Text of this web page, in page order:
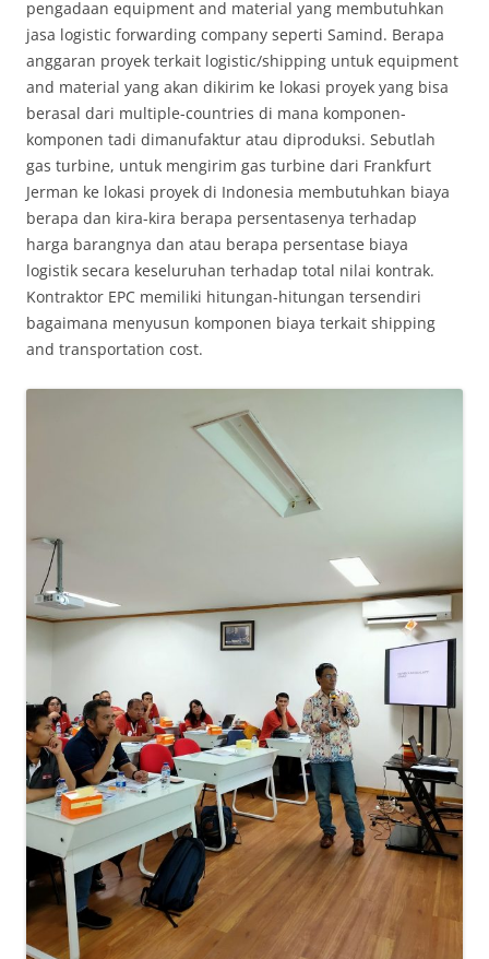
pengadaan equipment and material yang membutuhkan
jasa logistic forwarding company seperti Samind. Berapa
anggaran proyek terkait logistic/shipping untuk equipment
and material yang akan dikirim ke lokasi proyek yang bisa
berasal dari multiple-countries di mana komponen-
komponen tadi dimanufaktur atau diproduksi. Sebutlah
gas turbine, untuk mengirim gas turbine dari Frankfurt
Jerman ke lokasi proyek di Indonesia membutuhkan biaya
berapa dan kira-kira berapa persentasenya terhadap
harga barangnya dan atau berapa persentase biaya
logistik secara keseluruhan terhadap total nilai kontrak.
Kontraktor EPC memiliki hitungan-hitungan tersendiri
bagaimana menyusun komponen biaya terkait shipping
and transportation cost.